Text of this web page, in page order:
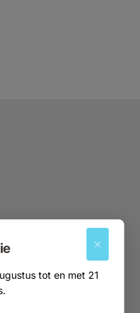
tot en met 21